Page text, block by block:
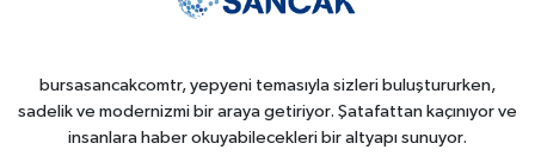
bursasancakcomtr, yepyeni temasıyla sizleri buluştururken,
sadelik ve modernizmi bir araya getiriyor. Şatafattan kaçınıyor ve
insanlara haber okuyabilecekleri bir altyapı sunuyor.